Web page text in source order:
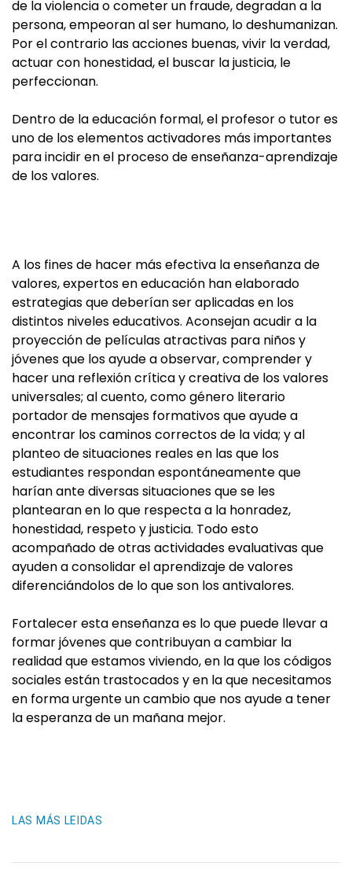
de la violencia o cometer un fraude, degradan a la
persona, empeoran al ser humano, lo deshumanizan.
Por el contrario las acciones buenas, vivir la verdad,
actuar con honestidad, el buscar la justicia, le
perfeccionan.
Dentro de la educación formal, el profesor o tutor es
uno de los elementos activadores más importantes
para incidir en el proceso de enseñanza-aprendizaje
de los valores.
A los fines de hacer más efectiva la enseñanza de
valores, expertos en educación han elaborado
estrategias que deberían ser aplicadas en los
distintos niveles educativos. Aconsejan acudir a la
proyección de películas atractivas para niños y
jóvenes que los ayude a observar, comprender y
hacer una reflexión crítica y creativa de los valores
universales; al cuento, como género literario
portador de mensajes formativos que ayude a
encontrar los caminos correctos de la vida; y al
planteo de situaciones reales en las que los
estudiantes respondan espontáneamente que
harían ante diversas situaciones que se les
plantearan en lo que respecta a la honradez,
honestidad, respeto y justicia. Todo esto
acompañado de otras actividades evaluativas que
ayuden a consolidar el aprendizaje de valores
diferenciándolos de lo que son los antivalores.
Fortalecer esta enseñanza es lo que puede llevar a
formar jóvenes que contribuyan a cambiar la
realidad que estamos viviendo, en la que los códigos
sociales están trastocados y en la que necesitamos
en forma urgente un cambio que nos ayude a tener
la esperanza de un mañana mejor.
LAS MÁS LEIDAS